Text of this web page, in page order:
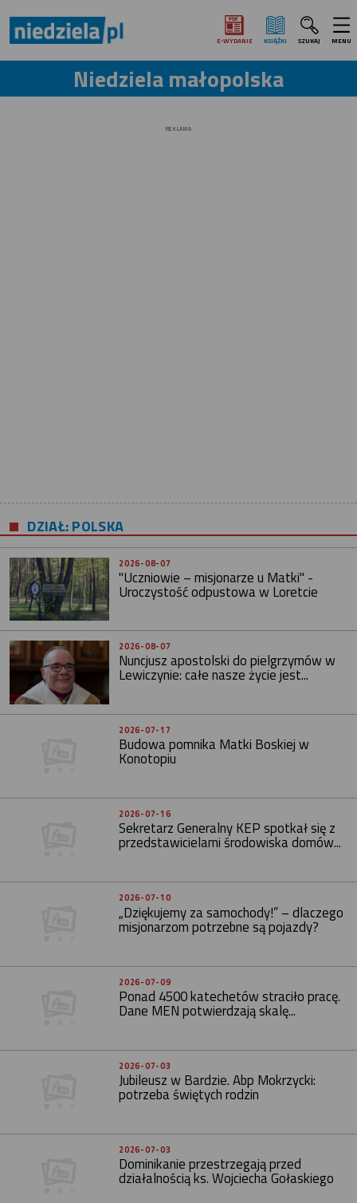
E‑WYDANIE KSIĄŻKI SZUKAJ MENU
Niedziela małopolska
REKLAMA
DZIAŁ: POLSKA
2026-08-07
"Uczniowie – misjonarze u Matki" -
Uroczystość odpustowa w Loretcie
2026-08-07
Nuncjusz apostolski do pielgrzymów w
Lewiczynie: całe nasze życie jest...
2026-07-17
Budowa pomnika Matki Boskiej w
Konotopiu
2026-07-16
Sekretarz Generalny KEP spotkał się z
przedstawicielami środowiska domów...
2026-07-10
„Dziękujemy za samochody!” – dlaczego
misjonarzom potrzebne są pojazdy?
2026-07-09
Ponad 4500 katechetów straciło pracę.
Dane MEN potwierdzają skalę...
2026-07-03
Jubileusz w Bardzie. Abp Mokrzycki:
potrzeba świętych rodzin
2026-07-03
Dominikanie przestrzegają przed
działalnością ks. Wojciecha Gołaskiego